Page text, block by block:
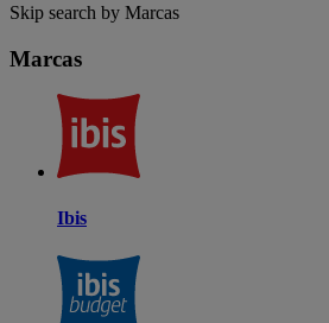
Skip search by Marcas
Marcas
Ibis